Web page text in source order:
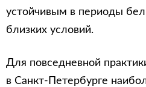
устойчивым в периоды
близких условий.
Для повседневной
в Санкт-Петербурге